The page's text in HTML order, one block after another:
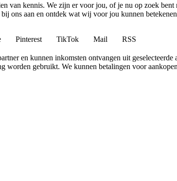
van kennis. We zijn er voor jou, of je nu op zoek
ons aan en ontdek wat wij voor jou kunnen
Pinterest TikTok Mail
RSS
en kunnen inkomsten ontvangen uit geselecteerde
worden gebruikt. We kunnen betalingen voor